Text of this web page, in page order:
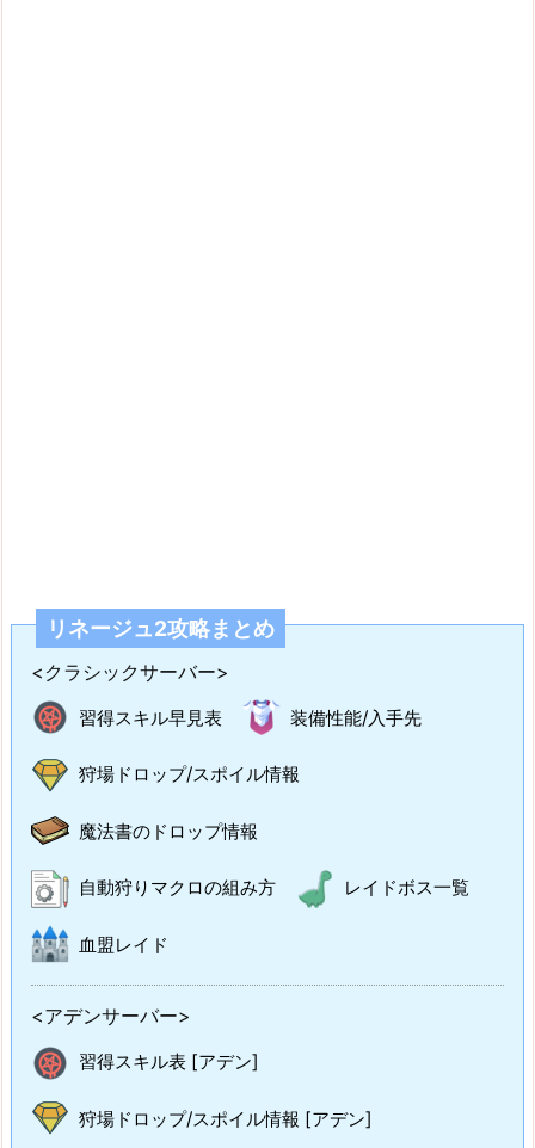
リネージュ2攻略まとめ
<クラシックサーバー>
習得スキル早見表 装備性能/入手先
狩場ドロップ/スポイル情報
魔法書のドロップ情報
自動狩りマクロの組み方 レイドボス一覧
血盟レイド
<アデンサーバー>
習得スキル表 [アデン]
狩場ドロップ/スポイル情報 [アデン]